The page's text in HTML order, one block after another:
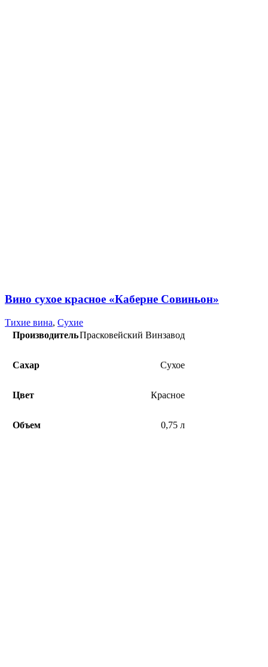
Вино сухое красное «Каберне Совиньон»
Тихие вина, Сухие
ПроизводительПрасковейский Винзавод
Сахар Сухое
Цвет Красное
Объем 0,75 л